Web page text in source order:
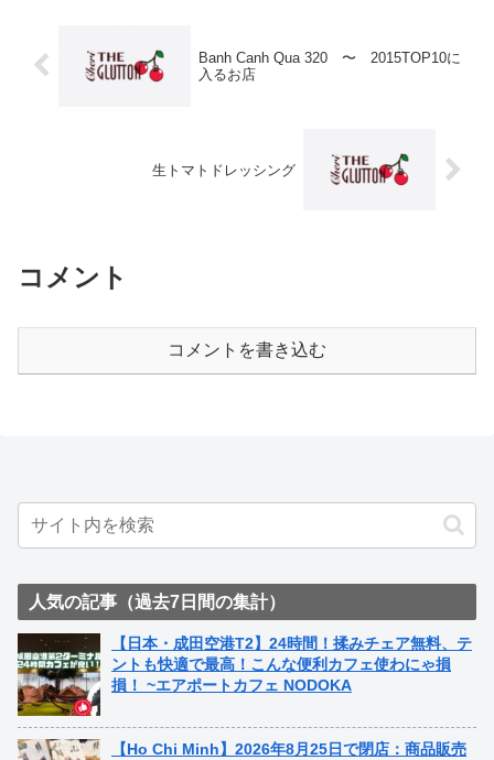
Banh Canh Qua 320 〜 2015TOP10に
入るお店
生トマトドレッシング
コメント
コメントを書き込む
人気の記事（過去7日間の集計）
【日本・成田空港T2】24時間！揉みチェア無料、テ
ントも快適で最高！こんな便利カフェ使わにゃ損
損！ ~エアポートカフェ NODOKA
【Ho Chi Minh】2026年8月25日で閉店：商品販売